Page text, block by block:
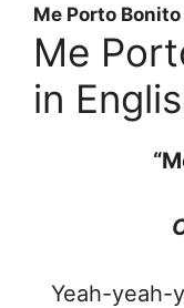
Me Porto
Me
in
Yeah-yeah-